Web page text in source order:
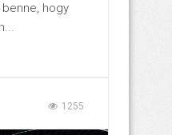
hogy
1255